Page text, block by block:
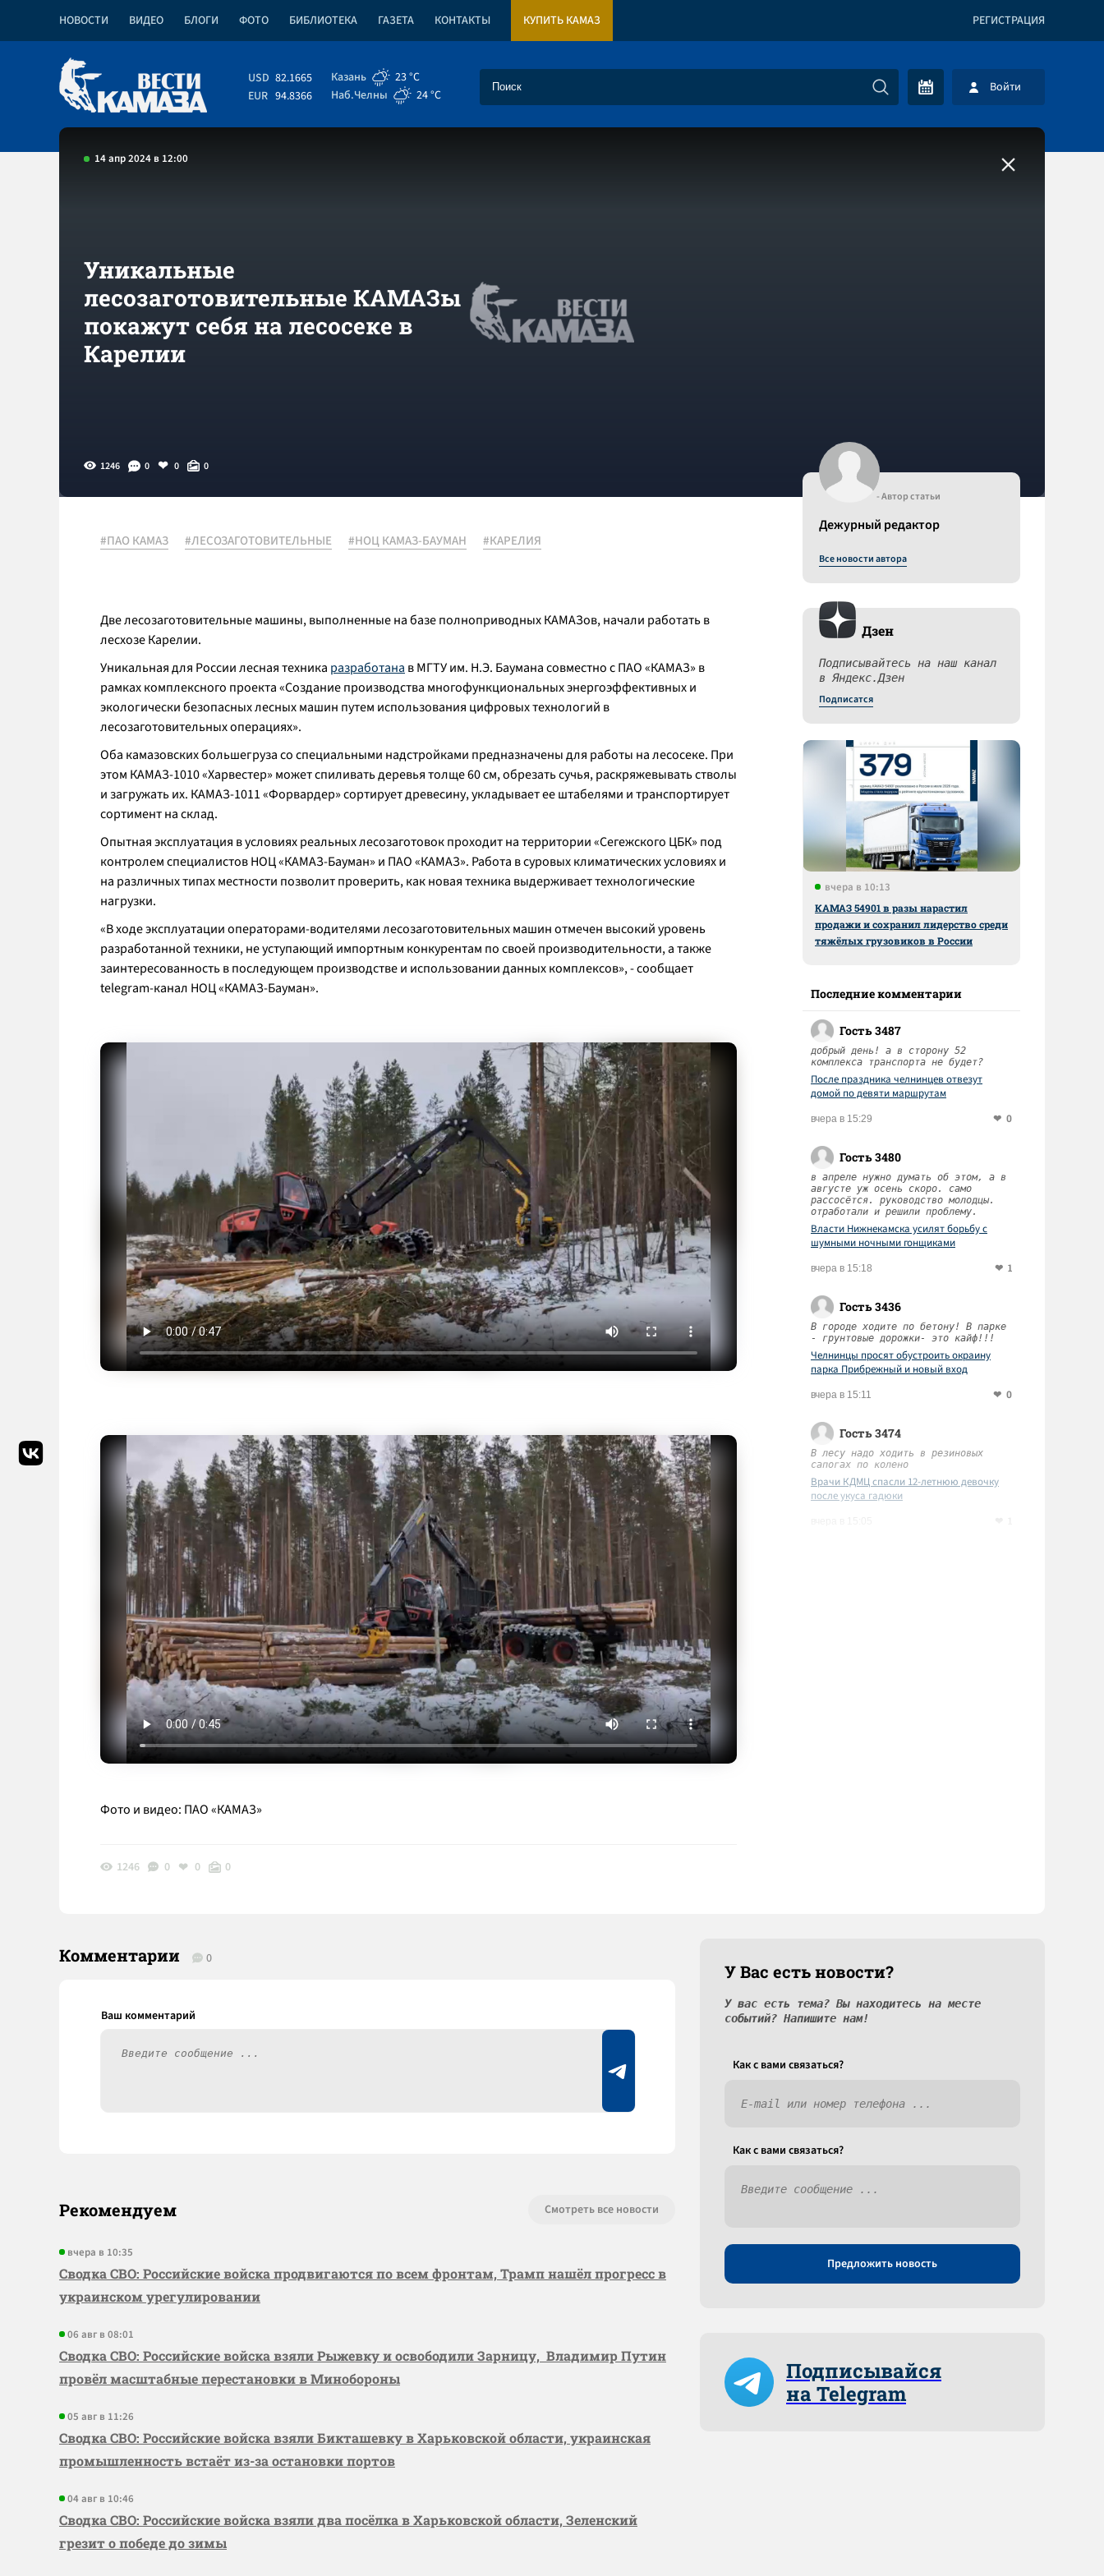
НОВОСТИ ВИДЕО БЛОГИ ФОТО БИБЛИОТЕКА ГАЗЕТА КОНТАКТЫ КУПИТЬ КАМАЗ РЕГИСТРАЦИЯ
USD 82.1665
EUR 94.8366
Казань
23 °C
Наб.Челны
24 °C Войти
14 апр 2024 в 12:00
Уникальные
лесозаготовительные КАМАЗы
покажут себя на лесосеке в
Карелии
1246 0 0 0
#ПАО КАМАЗ #ЛЕСОЗАГОТОВИТЕЛЬНЫЕ #НОЦ КАМАЗ-БАУМАН #КАРЕЛИЯ
Две лесозаготовительные машины, выполненные на базе полноприводных КАМАЗов, начали работать в
лесхозе Карелии.
Уникальная для России лесная техника разработана в МГТУ им. Н.Э. Баумана совместно с ПАО «КАМАЗ» в
рамках комплексного проекта «Создание производства многофункциональных энергоэффективных и
экологически безопасных лесных машин путем использования цифровых технологий в
лесозаготовительных операциях».
Оба камазовских большегруза со специальными надстройками предназначены для работы на лесосеке. При
этом КАМАЗ-1010 «Харвестер» может спиливать деревья толще 60 см, обрезать сучья, раскряжевывать стволы
и загружать их. КАМАЗ-1011 «Форвардер» сортирует древесину, укладывает ее штабелями и транспортирует
сортимент на склад.
Опытная эксплуатация в условиях реальных лесозаготовок проходит на территории «Сегежского ЦБК» под
контролем специалистов НОЦ «КАМАЗ-Бауман» и ПАО «КАМАЗ». Работа в суровых климатических условиях и
на различных типах местности позволит проверить, как новая техника выдерживает технологические
нагрузки.
«В ходе эксплуатации операторами-водителями лесозаготовительных машин отмечен высокий уровень
разработанной техники, не уступающий импортным конкурентам по своей производительности, а также
заинтересованность в последующем производстве и использовании данных комплексов», - сообщает
telegram-канал НОЦ «КАМАЗ-Бауман».
Фото и видео: ПАО «КАМАЗ»
1246 0 0 0
- Автор статьи
Дежурный редактор
Все новости автора
Дзен
Подписывайтесь на наш канал
в Яндекс.Дзен
Подписатся
вчера в 10:13
КАМАЗ 54901 в разы нарастил
продажи и сохранил лидерство среди
тяжёлых грузовиков в России
Последние комментарии
Гость 3487
добрый день! а в сторону 52
комплекса транспорта не будет?
После праздника челнинцев отвезут
домой по девяти маршрутам
вчера в 15:29 0
Гость 3480
в апреле нужно думать об этом, а в
августе уж осень скоро. само
рассосётся. руководство молодцы.
отработали и решили проблему.
Власти Нижнекамска усилят борьбу с
шумными ночными гонщиками
вчера в 15:18 1
Гость 3436
В городе ходите по бетону! В парке
- грунтовые дорожки- это кайф!!!
Челнинцы просят обустроить окраину
парка Прибрежный и новый вход
вчера в 15:11 0
Гость 3474
В лесу надо ходить в резиновых
сапогах по колено
Врачи КДМЦ спасли 12-летнюю девочку
после укуса гадюки
Комментарии 0
Рекомендуем Смотреть все новости
вчера в 10:35
Сводка СВО: Российские войска продвигаются по всем фронтам, Трамп нашёл прогресс в
украинском урегулировании
06 авг в 08:01
Сводка СВО: Российские войска взяли Рыжевку и освободили Зарницу, Владимир Путин
провёл масштабные перестановки в Минобороны
05 авг в 11:26
Сводка СВО: Российские войска взяли Бикташевку в Харьковской области, украинская
промышленность встаёт из-за остановки портов
04 авг в 10:46
Сводка СВО: Российские войска взяли два посёлка в Харьковской области, Зеленский
грезит о победе до зимы
У Вас есть новости?
У вас есть тема? Вы находитесь на месте
событий? Напишите нам!
Как c вами связаться?
Как c вами связаться?
Предложить новость
Подписывайся
на Telegram